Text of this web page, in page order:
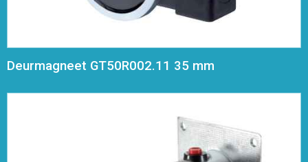
Deurmagneet GT50R002.11 35 mm